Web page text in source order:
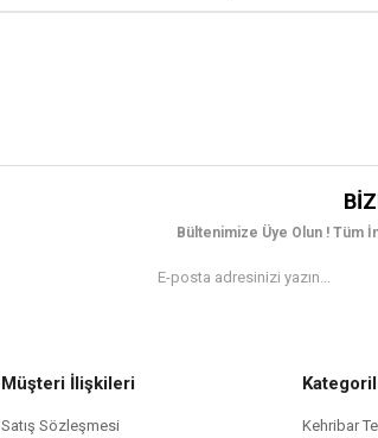
Bültenimize Üye Olun ! Tüm
Müşteri İlişkileri
Satış Sözleşmesi Kehribar